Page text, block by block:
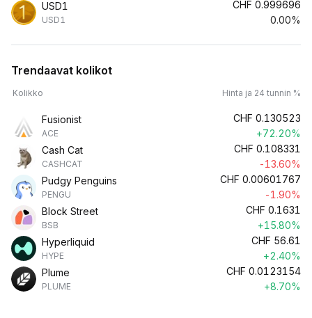
USD1
USD1
CHF 0.999696
0.00%
Trendaavat kolikot
Kolikko Hinta ja 24 tunnin %
Fusionist
ACE
CHF 0.130523
+72.20%
Cash Cat
CASHCAT
CHF 0.108331
-13.60%
Pudgy Penguins
PENGU
CHF 0.00601767
-1.90%
Block Street
BSB
CHF 0.1631
+15.80%
Hyperliquid
HYPE
CHF 56.61
+2.40%
Plume
PLUME
CHF 0.0123154
+8.70%